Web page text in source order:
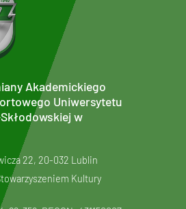
Akademickiego
Uniwersytetu
w
22, 20-032 Lublin
Kultury